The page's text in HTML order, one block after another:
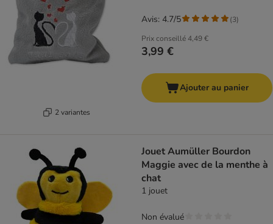
2 variantes
Prix conseillé4,49 €
3,99 €
Avis: 4.7/5 (3)
Ajouter au panier
Jouet Aumüller Bourdon
Maggie avec de la menthe à
chat
1 jouet
Non évalué